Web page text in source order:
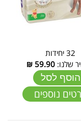
32 יחידות
שלנו: 59.90
₪
הוסף לסל
נוספים